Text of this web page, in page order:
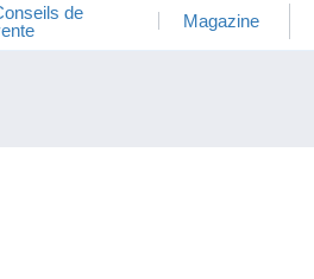
de
Magazine